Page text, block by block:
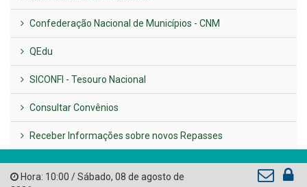
LINKS ÚTEIS
AMUPE
Governo de Pernambuco
Tribunal de Contas do Estado de Pernambuco